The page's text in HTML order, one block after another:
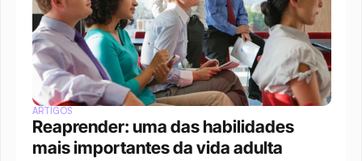
ARTIGOS
Reaprender: uma das habilidades
mais importantes da vida adulta